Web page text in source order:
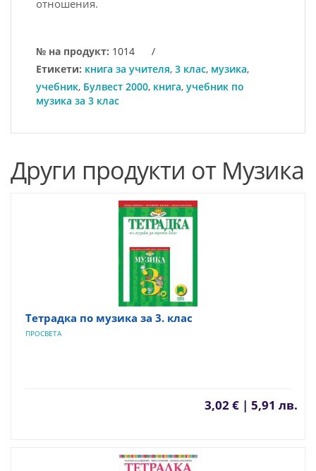
отношения.
№ на продукт: 1014
/
Етикети: книга за учителя, 3 клас, музика,
учебник, Булвест 2000, книга, учебник по
музика за 3 клас
Други продукти от Музика
Тетрадка по музика за 3. клас
ПРОСВЕТА
3,02 € | 5,91 лв.